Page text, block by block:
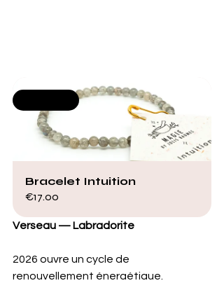
Bracelet Intuition
€17.00
Verseau — Labradorite
2026 ouvre un cycle de
renouvellement énergétique.